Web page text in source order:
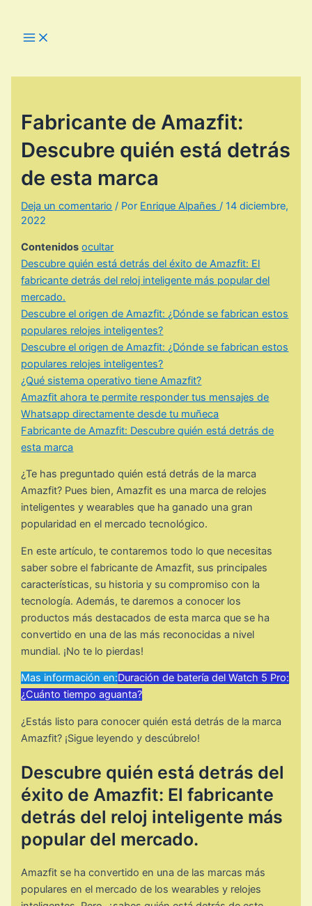
Main
Menu
Fabricante de Amazfit:
Descubre quién está detrás
de esta marca
Deja un comentario / Por Enrique Alpañes/14 diciembre,
2022
Contenidos ocultar
Descubre quién está detrás del éxito de Amazfit: El
fabricante detrás del reloj inteligente más popular del
mercado.
Descubre el origen de Amazfit: ¿Dónde se fabrican estos
populares relojes inteligentes?
Descubre el origen de Amazfit: ¿Dónde se fabrican estos
populares relojes inteligentes?
¿Qué sistema operativo tiene Amazfit?
Amazfit ahora te permite responder tus mensajes de
Whatsapp directamente desde tu muñeca
Fabricante de Amazfit: Descubre quién está detrás de
esta marca
¿Te has preguntado quién está detrás de la marca
Amazfit? Pues bien, Amazfit es una marca de relojes
inteligentes y wearables que ha ganado una gran
popularidad en el mercado tecnológico.
En este artículo, te contaremos todo lo que necesitas
saber sobre el fabricante de Amazfit, sus principales
características, su historia y su compromiso con la
tecnología. Además, te daremos a conocer los
productos más destacados de esta marca que se ha
convertido en una de las más reconocidas a nivel
mundial. ¡No te lo pierdas!
Mas información en:Duración de batería del Watch 5 Pro:
¿Cuánto tiempo aguanta?
¿Estás listo para conocer quién está detrás de la marca
Amazfit? ¡Sigue leyendo y descúbrelo!
Descubre quién está detrás del
éxito de Amazfit: El fabricante
detrás del reloj inteligente más
popular del mercado.
Amazfit se ha convertido en una de las marcas más
populares en el mercado de los wearables y relojes